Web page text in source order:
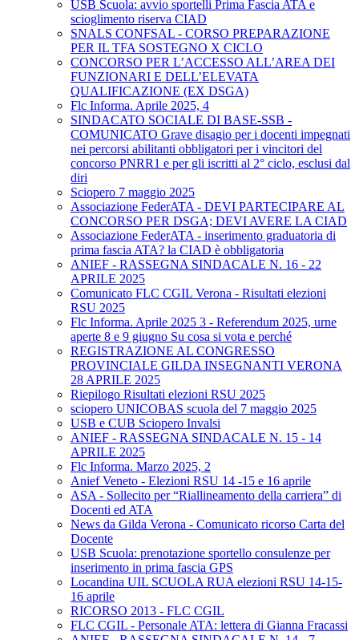
USB Scuola: avvio sportelli Prima Fascia ATA e
scioglimento riserva CIAD
SNALS CONFSAL - CORSO PREPARAZIONE
PER IL TFA SOSTEGNO X CICLO
CONCORSO PER L’ACCESSO ALL’AREA DEI
FUNZIONARI E DELL’ELEVATA
QUALIFICAZIONE (EX DSGA)
Flc Informa. Aprile 2025, 4
SINDACATO SOCIALE DI BASE-SSB -
COMUNICATO Grave disagio per i docenti impegnati
nei percorsi abilitanti obbligatori per i vincitori del
concorso PNRR1 e per gli iscritti al 2° ciclo, esclusi dal
diri
Sciopero 7 maggio 2025
Associazione FederATA - DEVI PARTECIPARE AL
CONCORSO PER DSGA; DEVI AVERE LA CIAD
Associazione FederATA - inserimento graduatoria di
prima fascia ATA? la CIAD è obbligatoria
ANIEF - RASSEGNA SINDACALE N. 16 - 22
APRILE 2025
Comunicato FLC CGIL Verona - Risultati elezioni
RSU 2025
Flc Informa. Aprile 2025 3 - Referendum 2025, urne
aperte 8 e 9 giugno Su cosa si vota e perché
REGISTRAZIONE AL CONGRESSO
PROVINCIALE GILDA INSEGNANTI VERONA
28 APRILE 2025
Riepilogo Risultati elezioni RSU 2025
sciopero UNICOBAS scuola del 7 maggio 2025
USB e CUB Sciopero Invalsi
ANIEF - RASSEGNA SINDACALE N. 15 - 14
APRILE 2025
Flc Informa. Marzo 2025, 2
Anief Veneto - Elezioni RSU 14 -15 e 16 aprile
ASA - Sollecito per “Riallineamento della carriera” di
Docenti ed ATA
News da Gilda Verona - Comunicato ricorso Carta del
Docente
USB Scuola: prenotazione sportello consulenze per
inserimento in prima fascia GPS
Locandina UIL SCUOLA RUA elezioni RSU 14-15-
16 aprile
RICORSO 2013 - FLC CGIL
FLC CGIL - Personale ATA: lettera di Gianna Fracassi